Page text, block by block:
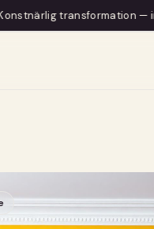
— inget filter